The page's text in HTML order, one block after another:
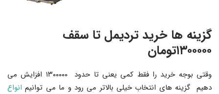
گزینه ها خرید تردیمل تا سقف
۱۳۰۰۰۰۰تومان
وقتی بوجه خرید را فقط کمی یعنی تا حدود ۱۳۰۰۰۰۰ افزایش می
دهیم گزینه های انتخاب خیلی بالاتر می رود و ما می توانیم انواع